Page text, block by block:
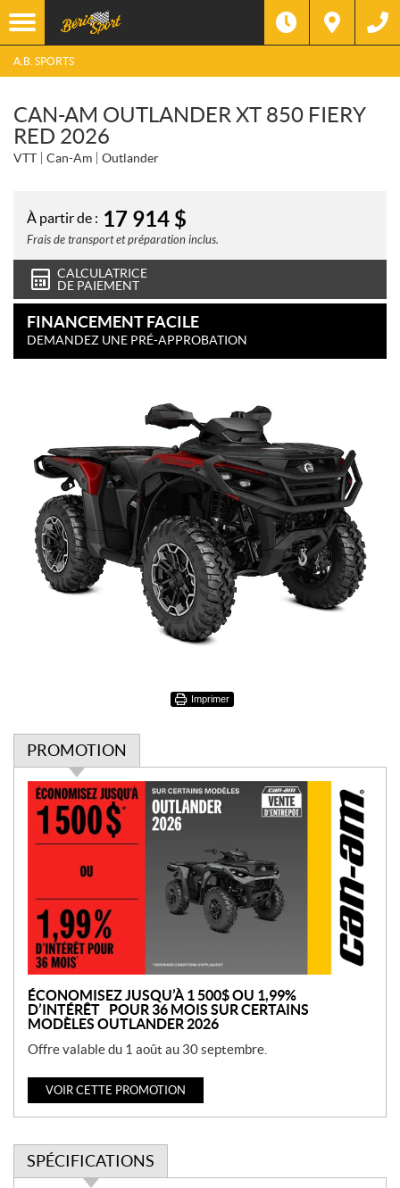
A.B. SPORTS
CAN-AM OUTLANDER XT 850 FIERY
RED 2026
VTT Can-Am Outlander
À partir de : 17 914 $
Frais de transport et préparation inclus.
CALCULATRICE
DE PAIEMENT
FINANCEMENT FACILE
DEMANDEZ UNE PRÉ-APPROBATION
Imprimer
PROMOTION
P
m
o
n
ÉCONOMISEZ JUSQU’À 1 500$ OU 1,99%
D’INTÉRÊT POUR 36 MOIS SUR CERTAINS
MODÈLES OUTLANDER 2026
Offre valable du 1 août au 30 septembre.
VOIR CETTE PROMOTION
SPÉCIFICATIONS